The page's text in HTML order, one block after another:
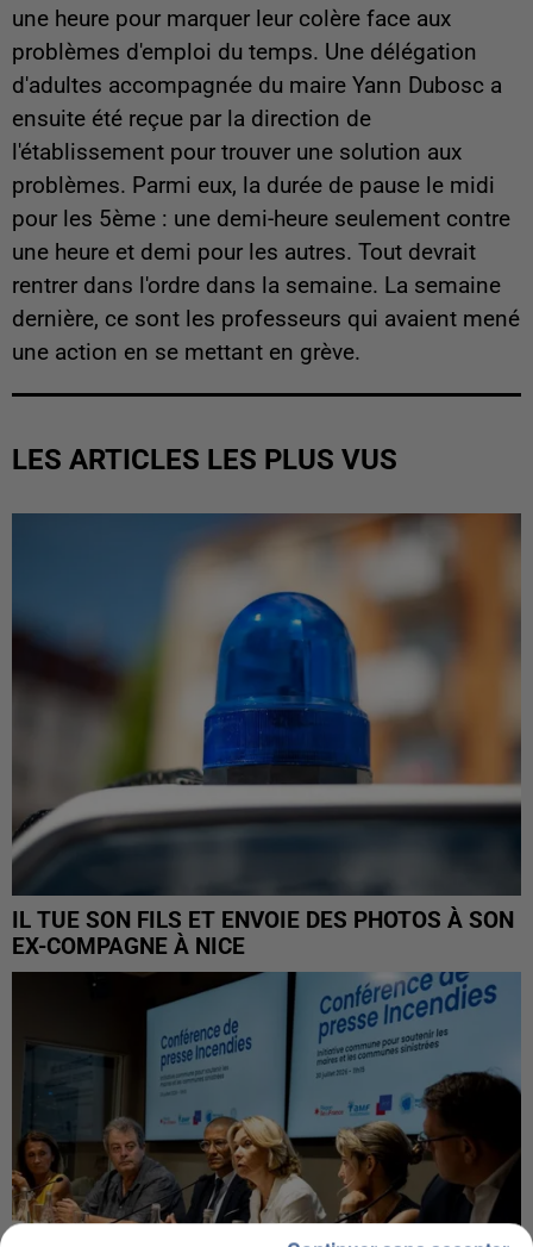
une heure pour marquer leur colère face aux
problèmes d'emploi du temps. Une délégation
d'adultes accompagnée du maire Yann Dubosc a
ensuite été reçue par la direction de
l'établissement pour trouver une solution aux
problèmes. Parmi eux, la durée de pause le midi
pour les 5ème : une demi-heure seulement contre
une heure et demi pour les autres. Tout devrait
rentrer dans l'ordre dans la semaine. La semaine
dernière, ce sont les professeurs qui avaient mené
une action en se mettant en grève.
LES ARTICLES LES PLUS VUS
IL TUE SON FILS ET ENVOIE DES PHOTOS À SON
EX-COMPAGNE À NICE